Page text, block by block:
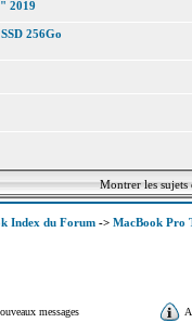
2019
256Go
Montrer les
Index du Forum-> MacBook Pro
messages